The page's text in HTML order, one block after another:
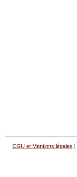
CGU et Mentions légales |